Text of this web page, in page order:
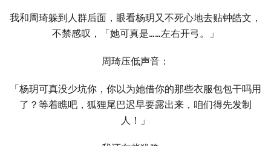
我和周琦躲到人群后面，眼看杨玥又不死心地去贴钟皓文，
不禁感叹，「她可真是……左右开弓。」
周琦压低声音：
「杨玥可真没少坑你，你以为她借你的那些衣服包包干吗用
了？等着瞧吧，狐狸尾巴迟早要露出来，咱们得先发制
人！」